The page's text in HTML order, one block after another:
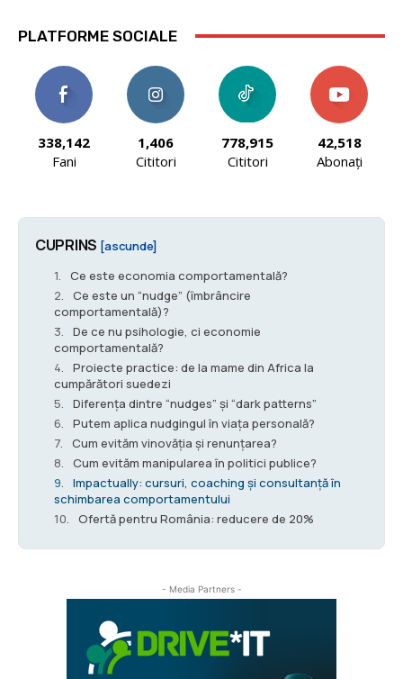
PLATFORME SOCIALE
338,142
Fani
1,406
Cititori
778,915
Cititori
42,518
Abonați
CUPRINS [ascunde]
Ce este economia comportamentală?
Ce este un “nudge” (îmbrâncire
comportamentală)?
De ce nu psihologie, ci economie
comportamentală?
Proiecte practice: de la mame din Africa la
cumpărători suedezi
Diferența dintre “nudges” și “dark patterns”
Putem aplica nudgingul în viața personală?
Cum evităm vinovăția și renunțarea?
Cum evităm manipularea în politici publice?
Impactually: cursuri, coaching și consultanță în
schimbarea comportamentului
Ofertă pentru România: reducere de 20%
- Media Partners -